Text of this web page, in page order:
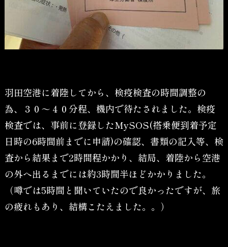
羽田空港に着陸してから、検疫検査の時間調整の
為、３０～４０分程、機内で待たされました。検疫
検査では、事前に登録したMySOS(搭乗便到着予定
日時の6時間前までに申請)の確認、書類の記入等、検
査から結果まで2時間程かかり、結局、着陸から空港
の外へ出るまでには約3時間半ほどかかりました。
（噂では5時間と聞いていたので良かったですが、旅
の疲れもあり、結構こたえました。。）